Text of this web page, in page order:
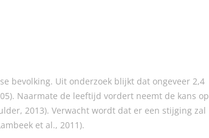
bevolking. Uit onderzoek blijkt dat ongeveer 2,4
Naarmate de leeftijd vordert neemt de kans op
2013). Verwacht wordt dat er een stijging zal
et al., 2011).